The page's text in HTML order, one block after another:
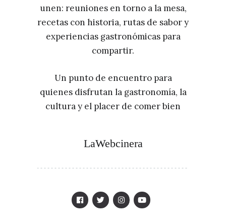
unen: reuniones en torno a la mesa,
recetas con historia, rutas de sabor y
experiencias gastronómicas para
compartir.
Un punto de encuentro para
quienes disfrutan la gastronomía, la
cultura y el placer de comer bien
LaWebcinera